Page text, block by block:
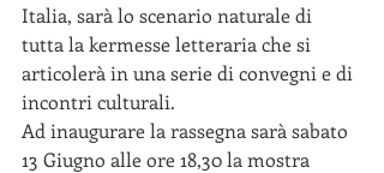
Italia, sarà lo scenario naturale di
tutta la kermesse letteraria che si
articolerà in una serie di convegni e di
incontri culturali.
Ad inaugurare la rassegna sarà sabato
13 Giugno alle ore 18,30 la mostra